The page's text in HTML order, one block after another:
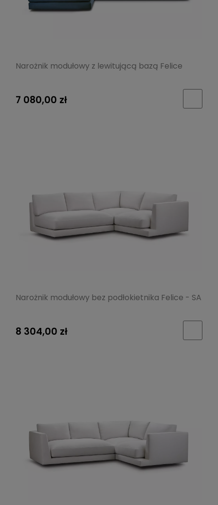
Narożnik modułowy z lewitującą bazą Felice
7 080,00 zł
Narożnik modułowy bez podłokietnika Felice - SA
8 304,00 zł